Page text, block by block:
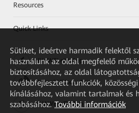
Resources
Quick Links
HUAWEI eKit App
Huawei HiKnow App
HUAWEI eFly App
Sütiket, ideértve harmadik felektől
használunk az oldal megfelelő
biztosításához, az oldal
továbbfejlesztett funkciók,
kínálásához, valamint tartalmak és
szabásához. További információk